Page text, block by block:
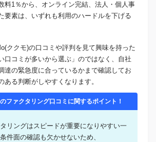
料1％から、オンライン完結、法人・個人事
要素は、いずれも利用のハードルを下げる
ククモ)の口コミや評判を見て興味を持った
口コミが多いから選ぶ」のではなく、自社
達の緊急度に合っているかまで確認してお
ある判断がしやすくなります。
ファクタリング口コミに関するポイント！
リングはスピードが重要になりやすい一
件面の確認も欠かせないため、